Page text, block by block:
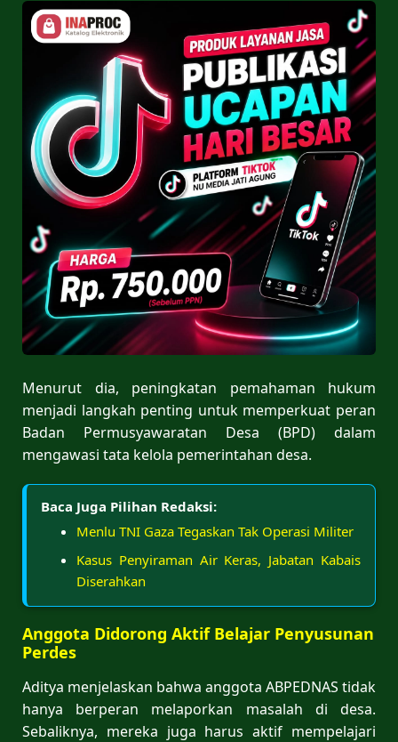
Menurut dia, peningkatan pemahaman hukum
menjadi langkah penting untuk memperkuat peran
Badan Permusyawaratan Desa (BPD) dalam
mengawasi tata kelola pemerintahan desa.
Baca Juga Pilihan Redaksi:
Menlu TNI Gaza Tegaskan Tak Operasi Militer
Kasus Penyiraman Air Keras, Jabatan Kabais
Diserahkan
Anggota Didorong Aktif Belajar Penyusunan
Perdes
Aditya menjelaskan bahwa anggota ABPEDNAS tidak
hanya berperan melaporkan masalah di desa.
Sebaliknya, mereka juga harus aktif mempelajari